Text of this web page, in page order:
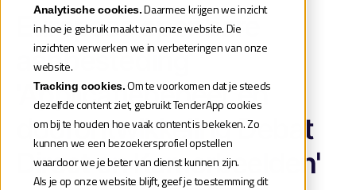
Analytische cookies.Daarmee krijgen we inzicht
in hoe je gebruik maakt van onze website. Die
inzichten verwerken we in verbeteringen van onze
website.
Tracking cookies.Om te voorkomen dat je steeds
dezelfde content ziet, gebruikt TenderApp cookies
om bij te houden hoe vaak content is bekeken. Zo
kunnen we een bezoekersprofiel opstellen
waardoor we je beter van dienst kunnen zijn.
Als je op onze website blijft, geef je toestemming dit
Europese openbare
aanbesteding
'Applicatiebeheer en
doorontwikkeling Debat
Direct en Kamerbeelden'